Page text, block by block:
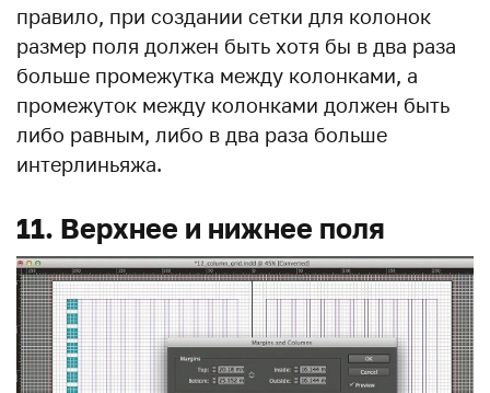
правило, при создании сетки для колонок
размер поля должен быть хотя бы в два раза
больше промежутка между колонками, а
промежуток между колонками должен быть
либо равным, либо в два раза больше
интерлиньяжа.
11. Верхнее и нижнее поля